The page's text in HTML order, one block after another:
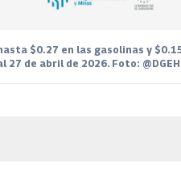
$0.27 en las gasolinas y
27 de abril de 2026. Foto: